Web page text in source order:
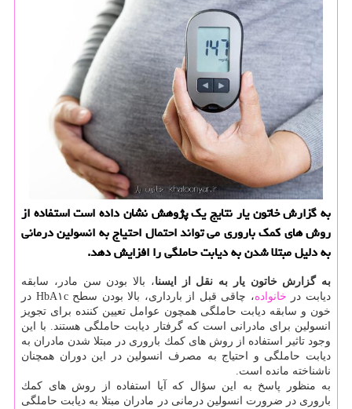
به گزارش خاتون یار نتایج یك پژوهش نشان داده است استفاده از
روش های كمك باروری می تواند احتمال احتیاج به انسولین درمانی
به دلیل مبتلا شدن به دیابت حاملگی را افزایش دهد.
به گزارش خاتون یار به نقل از ایسنا، بالا بودن سن مادر، سابقه
دیابت در خانواده
، چاقی قبل از بارداری، بالا بودن سطح HbA۱c در
خون و سابقه دیابت حاملگی همچون عوامل تعیین كننده برای تجویز
انسولین برای مادرانی است كه گرفتار دیابت حاملگی هستند. با این
وجود تاثیر استفاده از روش های كمك باروری در مبتلا شدن مادران به
دیابت حاملگی و احتیاج به مصرف انسولین در این دوران همچنان
ناشناخته مانده است.
به منظور پاسخ به این سؤال كه آیا استفاده از روش های كمك
باروری در ضرورت انسولین درمانی در مادران مبتلا به دیابت حاملگی